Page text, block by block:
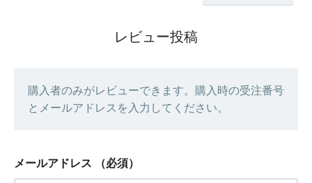
レビュー投稿
購入者のみがレビューできます。購入時の受注番号
とメールアドレスを入力してください。
メールアドレス （必須）